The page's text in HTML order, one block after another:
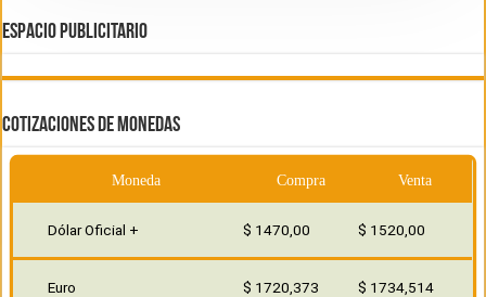
ESPACIO PUBLICITARIO
COTIZACIONES DE MONEDAS
Moneda Compra Venta
Dólar Oficial + $ 1470,00 $ 1520,00
Euro $ 1720,373 $ 1734,514